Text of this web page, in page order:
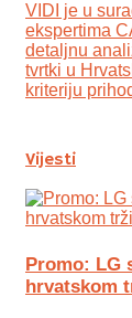
VIDI je u
ekspertima
detaljnu
tvrtki u
kriteriju
Vijesti
Promo: LG
hrvatskom